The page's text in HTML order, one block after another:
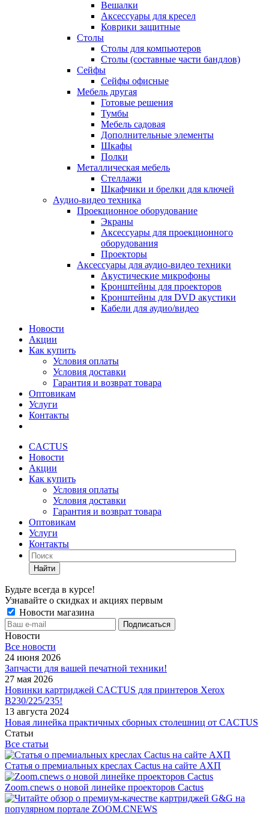
Вешалки
Аксессуары для кресел
Коврики защитные
Столы
Столы для компьютеров
Столы (составные части бандлов)
Сейфы
Сейфы офисные
Мебель другая
Готовые решения
Тумбы
Мебель садовая
Дополнительные элементы
Шкафы
Полки
Металлическая мебель
Стеллажи
Шкафчики и брелки для ключей
Аудио-видео техника
Проекционное оборудование
Экраны
Аксессуары для проекционного
оборудования
Проекторы
Аксессуары для аудио-видео техники
Акустические микрофоны
Кронштейны для проекторов
Кронштейны для DVD акустики
Кабели для аудио/видео
Новости
Акции
Как купить
Условия оплаты
Условия доставки
Гарантия и возврат товара
Оптовикам
Услуги
Контакты
CACTUS
Новости
Акции
Как купить
Условия оплаты
Условия доставки
Гарантия и возврат товара
Оптовикам
Услуги
Контакты
Найти
Будьте всегда в курсе!
Узнавайте о скидках и акциях первым
Новости магазина
Новости
Все новости
24 июня 2026
Запчасти для вашей печатной техники!
27 мая 2026
Новинки картриджей CACTUS для принтеров Xerox
B230/225/235!
13 августа 2024
Новая линейка практичных сборных столешниц от CACTUS
Статьи
Все статьи
Статья о премиальных креслах Cactus на сайте АХП
Zoom.cnews о новой линейке проекторов Cactus